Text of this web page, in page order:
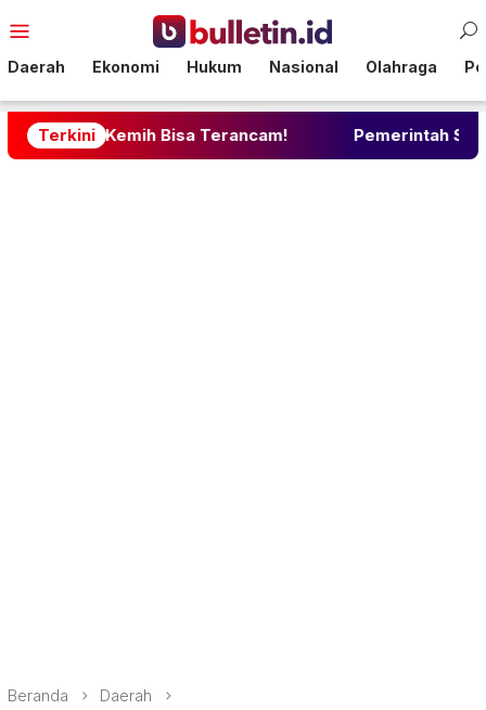
ke
Mobile
Daerah Ekonomi Hukum Nasional Olahraga
Terkini
Bisa Terancam! Pemerintah Siapkan
Beranda Daerah